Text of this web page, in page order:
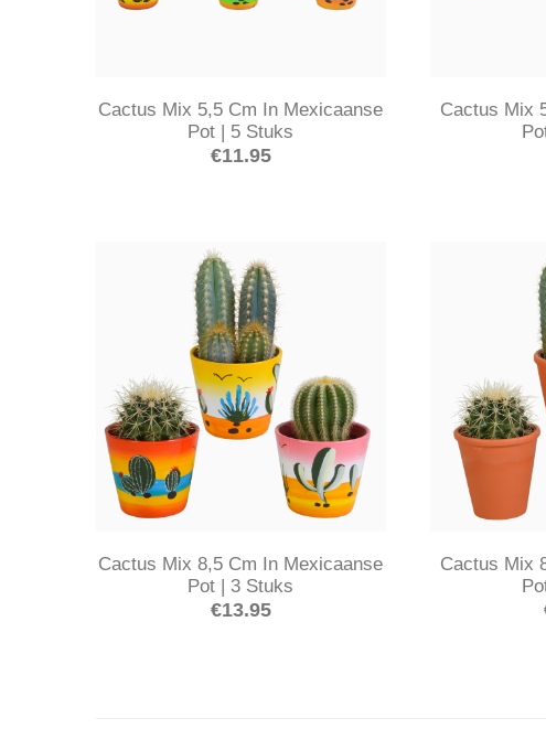
Cactus Mix 5,5 Cm In Mexicaanse
Pot | 5 Stuks
€11.95
Cactus Mix
Cactus Mix 8,5 Cm In Mexicaanse
Pot | 3 Stuks
€13.95
Cactus Mix